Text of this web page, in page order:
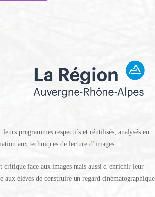
programmes respectifs et réutilisés, analysés en
aux techniques de lecture d’images.
critique face aux images mais aussi d’enrichir leur
élèves de construire un regard cinématographique